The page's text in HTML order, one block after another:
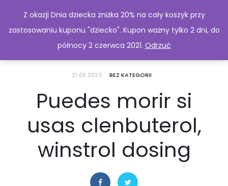
21.06.2023 BEZ KATEGORII
Puedes morir si
usas clenbuterol,
winstrol dosing
Z okazji Dnia dziecka zniżka 20% na cały koszyk przy
zastosowaniu kuponu "dziecko". Kupon ważny tylko 2 dni, do
północy 2 czerwca 2021. Odrzuć